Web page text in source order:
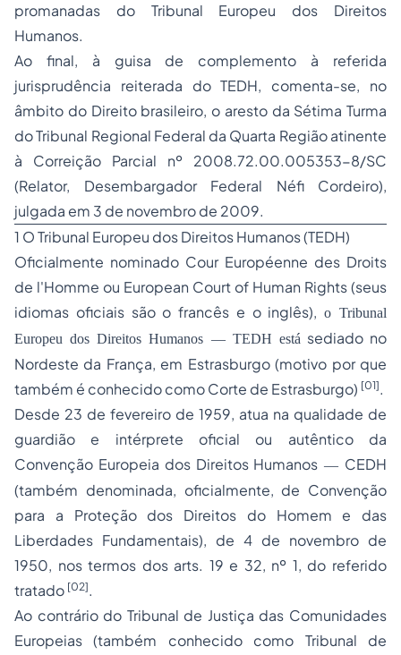
promanadas do Tribunal Europeu dos Direitos
Humanos.
Ao final, à guisa de complemento à referida
jurisprudência reiterada do TEDH, comenta-se, no
âmbito do Direito brasileiro, o aresto da Sétima Turma
do Tribunal Regional Federal da Quarta Região atinente
à Correição Parcial nº 2008.72.00.005353-8/SC
(Relator, Desembargador Federal Néfi Cordeiro),
julgada em 3 de novembro de 2009.
1 O Tribunal Europeu dos Direitos Humanos (TEDH)
Oficialmente nominado Cour Européenne des Droits
de l'Homme ou European Court of Human Rights(seus
idiomas oficiais são ofrancês e o inglês),o Tribunal
Europeu dos Direitos Humanos ― TEDH está sediado no
Nordeste da França, em Estrasburgo (motivo por que
também é conhecido comoCorte de Estrasburgo) [01].
Desde 23 de fevereiro de 1959, atua na qualidade de
guardião e intérprete oficial ou autêntico da
Convenção Europeia dos Direitos Humanos ― CEDH
(também denominada, oficialmente, de Convenção
para a Proteção dos Direitos do Homem e das
Liberdades Fundamentais), de 4 de novembro de
1950, nos termos dos arts. 19 e 32, nº 1, do referido
tratado [02].
Ao contráriodo Tribunal de Justiça das Comunidades
Europeias (também conhecido como Tribunal de